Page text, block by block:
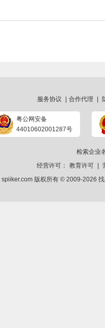
服务协议 合作代理
粤公网安备
44010602001287号
检索企业
经营许可：
教育许可
spiiker.com 版权所有 © 2009-2026